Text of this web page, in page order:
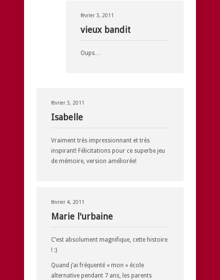
février 3, 2011
vieux bandit
Oups…
février 3, 2011
Isabelle
Vraiment très impressionnant et très
inspirant! Félicitations pour ce superbe jeu
de mémoire, version améliorée!
février 4, 2011
Marie l'urbaine
C’est absolument magnifique, cette histoire
! :)
Quand j’ai fréquenté « mon » école
alternative pendant 7 ans, les parents